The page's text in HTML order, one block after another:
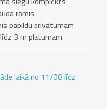
rāmis
papildu privātumam
3 m platumam
laikā no 11/08 līdz